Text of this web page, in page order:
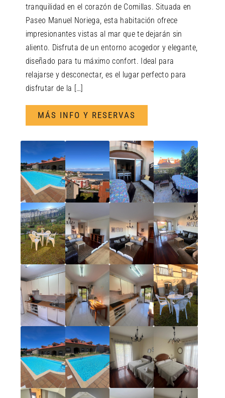
tranquilidad en el corazón de Comillas. Situada en
Paseo Manuel Noriega, esta habitación ofrece
impresionantes vistas al mar que te dejarán sin
aliento. Disfruta de un entorno acogedor y elegante,
diseñado para tu máximo confort. Ideal para
relajarse y desconectar, es el lugar perfecto para
disfrutar de la […]
MÁS INFO Y RESERVAS